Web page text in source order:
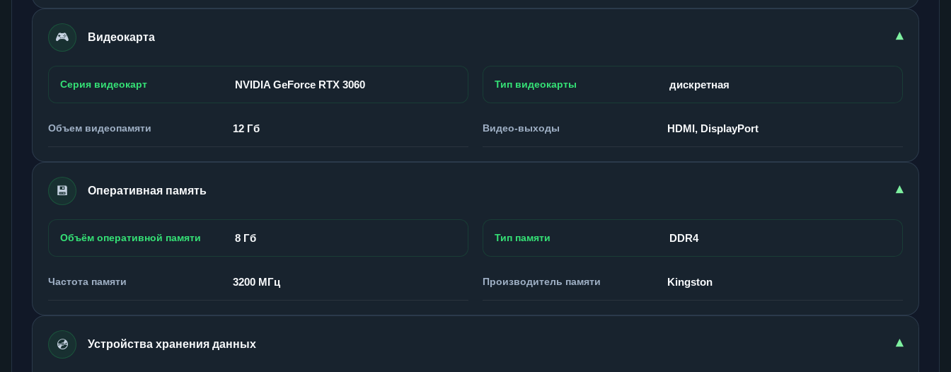
🎮 Видеокарта ▾
Серия видеокарт NVIDIA GeForce RTX 3060 Тип видеокарты дискретная
Объем видеопамяти 12 Гб Видео-выходы HDMI, DisplayPort
💾 Оперативная память ▾
Объём оперативной памяти 8 Гб Тип памяти DDR4
Частота памяти 3200 МГц Производитель памяти Kingston
💿 Устройства хранения данных ▾